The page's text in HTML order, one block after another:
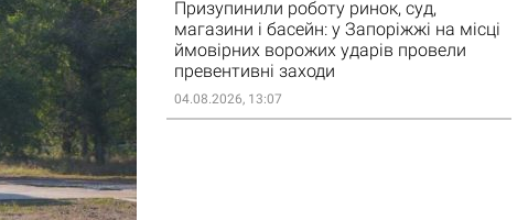
Призупинили роботу ринок, суд,
магазини і басейн: у Запоріжжі на місці
ймовірних ворожих ударів провели
превентивні заходи
04.08.2026, 13:07